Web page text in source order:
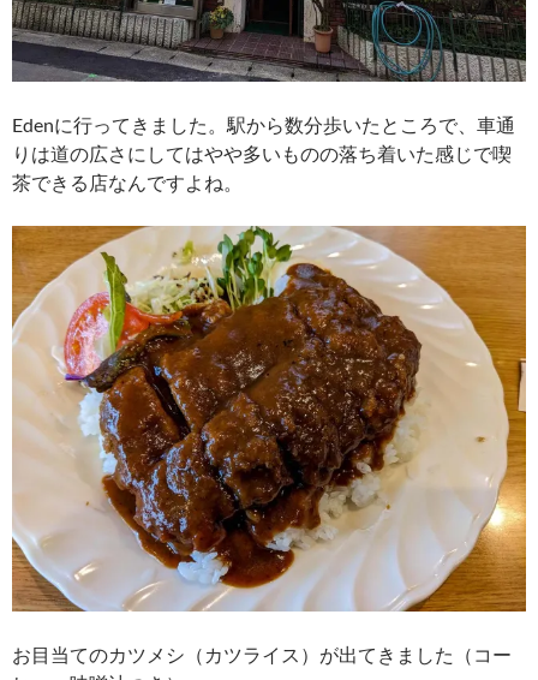
Edenに行ってきました。駅から数分歩いたところで、車通
りは道の広さにしてはやや多いものの落ち着いた感じで喫
茶できる店なんですよね。
お目当てのカツメシ（カツライス）が出てきました（コー